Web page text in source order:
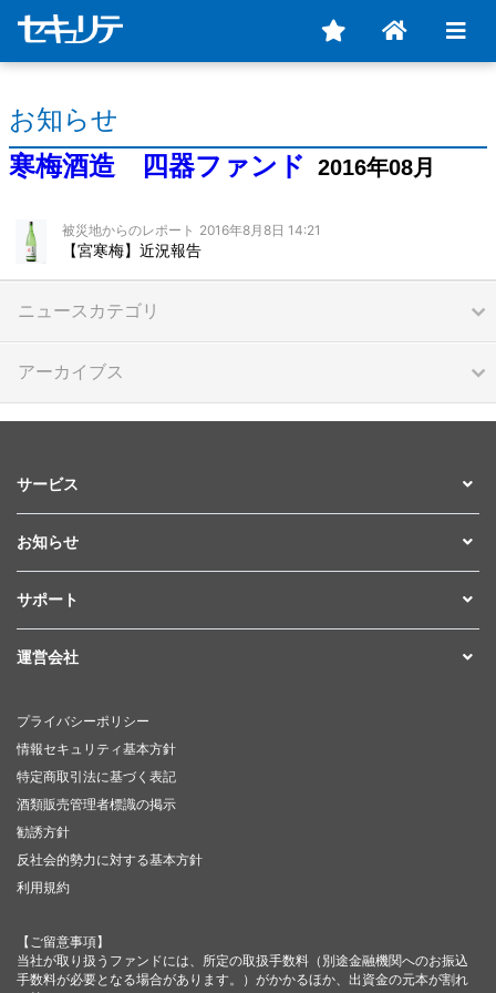
お知らせ
寒梅酒造 四器ファンド
2016年08月
被災地からのレポート 2016年8月8日 14:21
【宮寒梅】近況報告
ニュースカテゴリ
アーカイブス
サービス
お知らせ
サポート
運営会社
プライバシーポリシー
情報セキュリティ基本方針
特定商取引法に基づく表記
酒類販売管理者標識の掲示
勧誘方針
反社会的勢力に対する基本方針
利用規約
【ご留意事項】
当社が取り扱うファンドには、所定の取扱手数料（別途金融機関へのお振込
手数料が必要となる場合があります。）がかかるほか、出資金の元本が割れ